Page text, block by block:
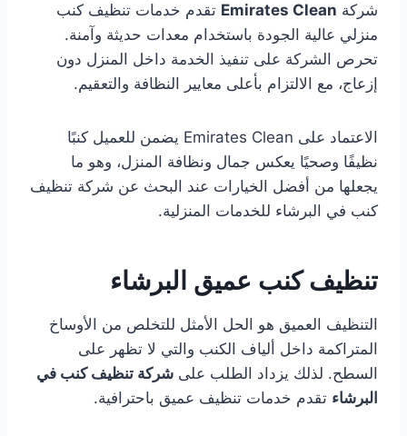
شركة Emirates Clean تقدم خدمات تنظيف كنب
منزلي عالية الجودة باستخدام معدات حديثة وآمنة.
تحرص الشركة على تنفيذ الخدمة داخل المنزل دون
إزعاج، مع الالتزام بأعلى معايير النظافة والتعقيم.
الاعتماد على Emirates Clean يضمن للعميل كنبًا
نظيفًا وصحيًا يعكس جمال ونظافة المنزل، وهو ما
يجعلها من أفضل الخيارات عند البحث عن شركة تنظيف
كنب في البرشاء للخدمات المنزلية.
تنظيف كنب عميق البرشاء
التنظيف العميق هو الحل الأمثل للتخلص من الأوساخ
المتراكمة داخل ألياف الكنب والتي لا تظهر على
السطح. لذلك يزداد الطلب على شركة تنظيف كنب في
البرشاء تقدم خدمات تنظيف عميق باحترافية.